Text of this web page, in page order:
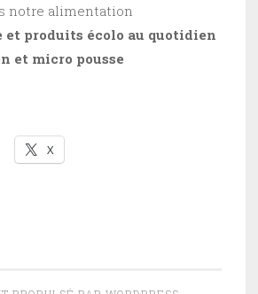
notre alimentation
et produits écolo au quotidien
et micro pousse
X